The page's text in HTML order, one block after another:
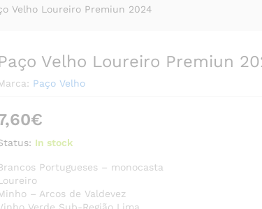
Velho Loureiro Premiun 2024
Velho Loureiro Premiun
Paço Velho
€
In stock
Portugueses – monocasta
– Arcos de Valdevez